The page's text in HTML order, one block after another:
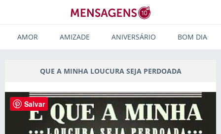
AMOR AMIZADE ANIVERSÁRIO BOM DIA
QUE A MINHA LOUCURA SEJA PERDOADA
Salvar